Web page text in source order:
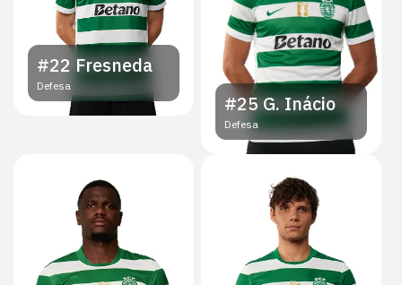
#22 Fresneda
Defesa
#25G. Inácio
Defesa